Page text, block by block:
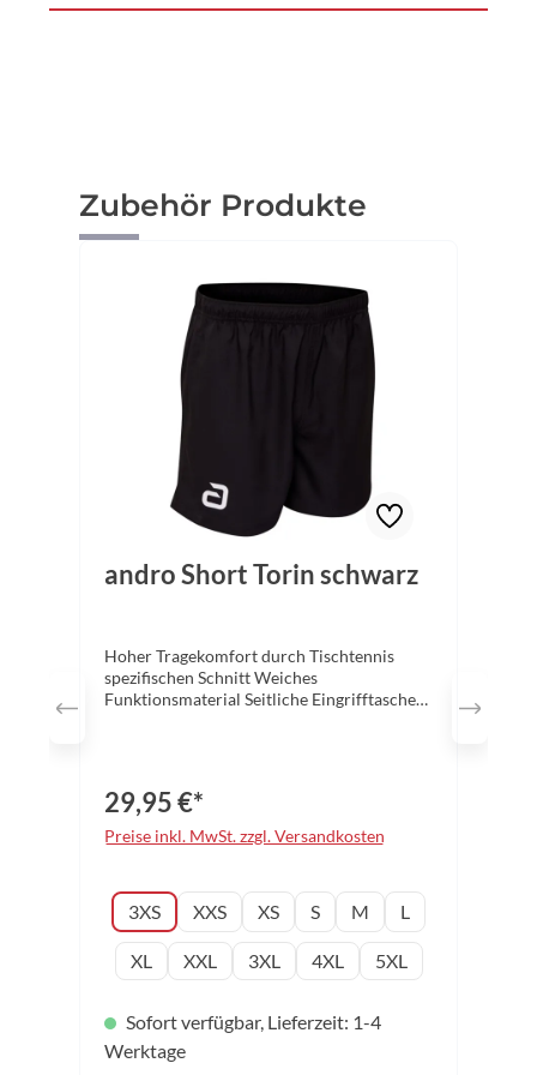
Produktgalerie überspringen
Zubehör Produkte
andro Short Torin schwarz
Hoher Tragekomfort durch Tischtennis
spezifischen Schnitt Weiches
Funktionsmaterial Seitliche Eingrifftaschen
29,95 €*
Preise inkl. MwSt. zzgl. Versandkosten
Konfektionsgrößeauswählen
3XS XXS XS S M L
XL XXL 3XL 4XL 5XL
Sofort verfügbar, Lieferzeit: 1-4
Werktage